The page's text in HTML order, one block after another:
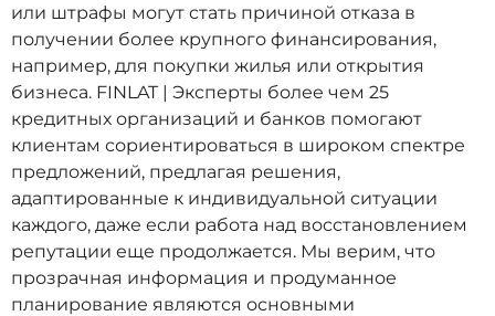
или штрафы могут стать причиной отказа в
получении более крупного финансирования,
например, для покупки жилья или открытия
бизнеса. FINLAT | Эксперты более чем 25
кредитных организаций и банков помогают
клиентам сориентироваться в широком спектре
предложений, предлагая решения,
адаптированные к индивидуальной ситуации
каждого, даже если работа над восстановлением
репутации еще продолжается. Мы верим, что
прозрачная информация и продуманное
планирование являются основными